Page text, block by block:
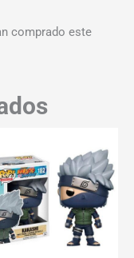
comprado este